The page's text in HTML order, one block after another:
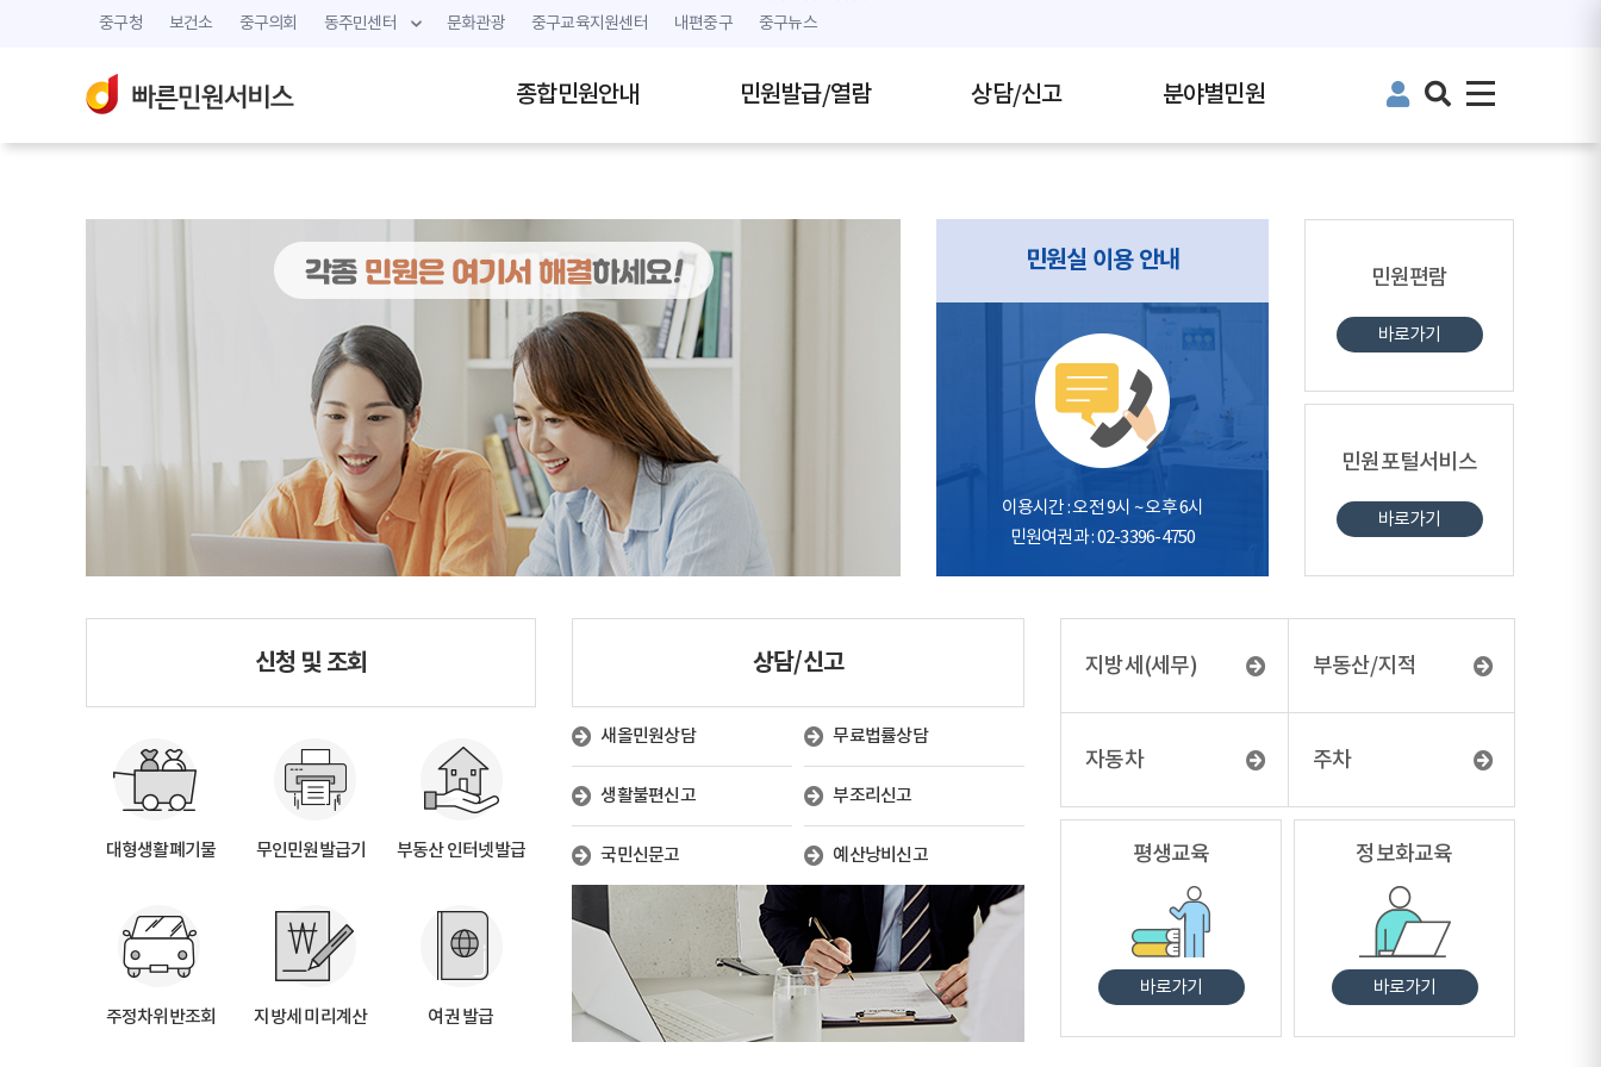
중구청 보건소 중구의회 동주민센터 문화관광 중구교육지원센터 내편중구 중구뉴스
종합민원안내 민원발급/열람 상담/신고 분야별민원
민원실 이용 안내
이용시간 : 오전 9시 ~ 오후 6시
민원여권과 : 02-3396-4750
민원편람
바로가기
민원포털서비스
바로가기
신청 및 조회
대형생활폐기물 무인민원발급기 부동산 인터넷발급
주정차위반조회 지방세 미리계산 여권 발급
상담/신고
새올민원상담 무료법률상담
생활불편신고 부조리신고
국민신문고 예산낭비신고
지방세(세무) 부동산/지적
자동차 주차
평생교육
바로가기
정보화교육
바로가기